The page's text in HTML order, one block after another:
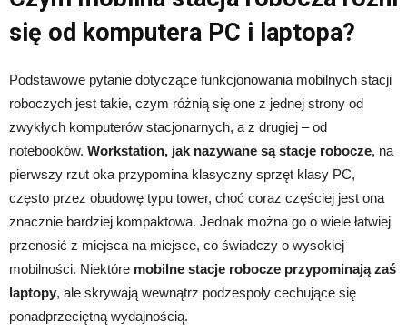
się od komputera PC i laptopa?
Podstawowe pytanie dotyczące funkcjonowania mobilnych stacji
roboczych jest takie, czym różnią się one z jednej strony od
zwykłych komputerów stacjonarnych, a z drugiej – od
notebooków. Workstation, jak nazywane są stacje robocze, na
pierwszy rzut oka przypomina klasyczny sprzęt klasy PC,
często przez obudowę typu tower, choć coraz częściej jest ona
znacznie bardziej kompaktowa. Jednak można go o wiele łatwiej
przenosić z miejsca na miejsce, co świadczy o wysokiej
mobilności. Niektóre mobilne stacje robocze przypominają zaś
laptopy, ale skrywają wewnątrz podzespoły cechujące się
ponadprzeciętną wydajnością.